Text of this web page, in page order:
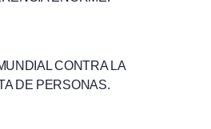
CONTRA LA
DE PERSONAS.